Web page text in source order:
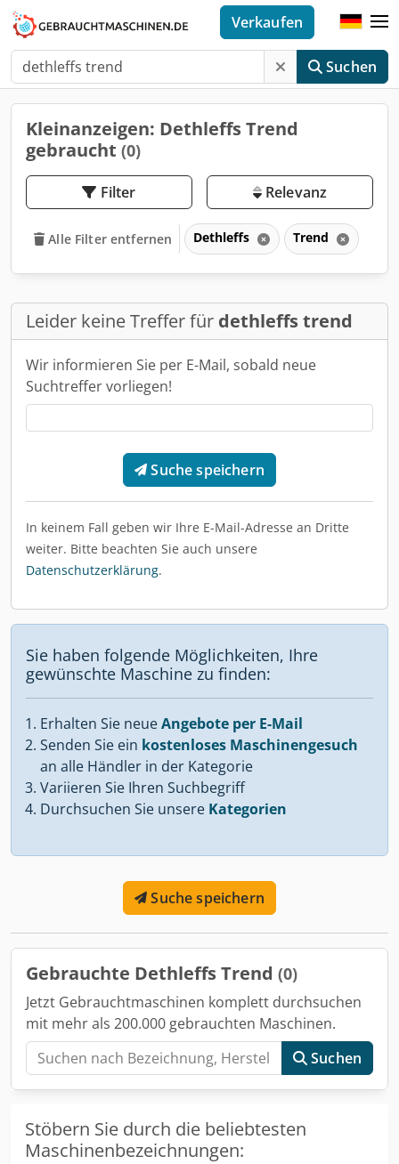
Suchen
Verkaufen
Kleinanzeigen: Dethleffs Trend
gebraucht (0)
Filter Relevanz
Alle Filter entfernen Dethleffs Trend
Leider keine Treffer für dethleffs trend
Wir informieren Sie per E-Mail, sobald neue
Suchtreffer vorliegen!
Suche speichern
In keinem Fall geben wir Ihre E-Mail-Adresse an Dritte
weiter. Bitte beachten Sie auch unsere
Datenschutzerklärung.
Sie haben folgende Möglichkeiten, Ihre
gewünschte Maschine zu finden:
Erhalten Sie neueAngebote per E-Mail
Senden Sie ein kostenloses Maschinengesuch
an alle Händler in der Kategorie
Variieren Sie Ihren Suchbegriff
Durchsuchen Sie unsere Kategorien
Suche speichern
Gebrauchte Dethleffs Trend (0)
Jetzt Gebrauchtmaschinen komplett durchsuchen
mit mehr als 200.000 gebrauchten Maschinen.
Suchen
Stöbern Sie durch die beliebtesten
Maschinenbezeichnungen: